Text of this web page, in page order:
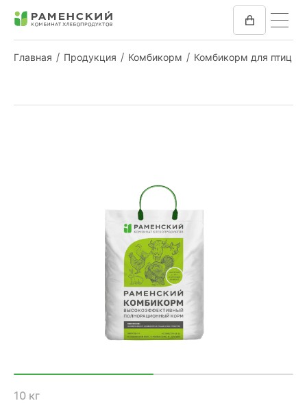
Главная Продукция Комбикорм Комбикорм для птиц
10 кг
ПРАЙС